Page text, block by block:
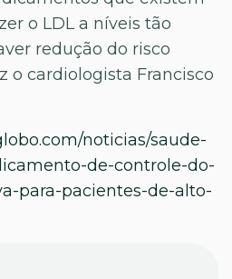
o LDL a níveis tão
redução do risco
o cardiologista Francisco
noticias/saude-
de-controle-do-
para-pacientes-de-alto-